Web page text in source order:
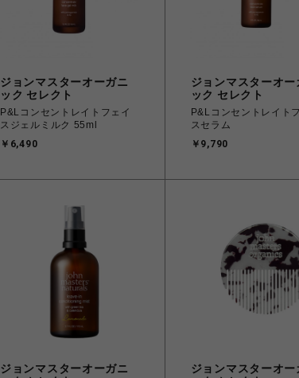
ジョンマスターオーガニ
ック セレクト
P&Lコンセントレイトフェイ
スジェルミルク 55ml
￥6,490
ジョンマスターオー
ック セレクト
P&Lコンセントレイト
スセラム
￥9,790
ジョンマスターオーガニ
ジョンマスターオー